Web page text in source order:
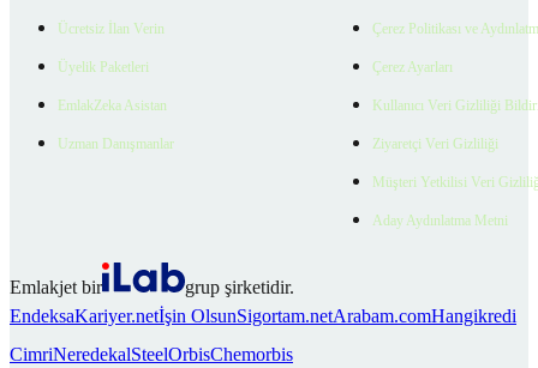
Ücretsiz İlan Verin
Üyelik Paketleri
EmlakZeka Asistan
Uzman Danışmanlar
Çerez Politikası ve
Çerez Ayarları
Kullanıcı Veri Gizliliği
Ziyaretçi Veri Gizliliği
Müşteri Yetkilisi Veri
Aday Aydınlatma Metni
Emlakjet bir
grup şirketidir.
EndeksaKariyer.netİşin OlsunSigortam.netArabam.comHangikredi
CimriNeredekalSteelOrbisChemorbis